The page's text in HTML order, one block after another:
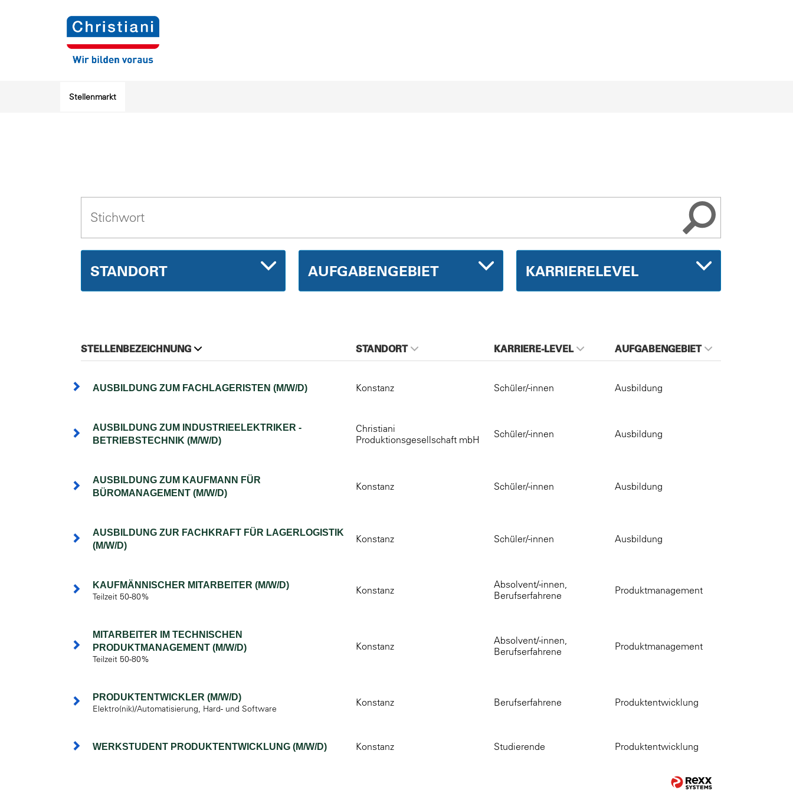
Stellenmarkt
STANDORT AUFGABENGEBIET KARRIERELEVEL
STELLENBEZEICHNUNG STANDORT KARRIERE-LEVEL AUFGABENGEBIET
AUSBILDUNG ZUM FACHLAGERISTEN (M/W/D) Konstanz Schüler/-innen Ausbildung
AUSBILDUNG ZUM INDUSTRIEELEKTRIKER -
BETRIEBSTECHNIK (M/W/D)
Christiani
Produktionsgesellschaft mbH
Schüler/-innen Ausbildung
AUSBILDUNG ZUM KAUFMANN FÜR
BÜROMANAGEMENT (M/W/D)
Konstanz Schüler/-innen Ausbildung
AUSBILDUNG ZUR FACHKRAFT FÜR LAGERLOGISTIK
(M/W/D)
Konstanz Schüler/-innen Ausbildung
KAUFMÄNNISCHER MITARBEITER (M/W/D)
Teilzeit 50-80%
Konstanz
Absolvent/-innen,
Berufserfahrene
Produktmanagement
MITARBEITER IM TECHNISCHEN
PRODUKTMANAGEMENT (M/W/D)
Teilzeit 50-80%
Konstanz
Absolvent/-innen,
Berufserfahrene
Produktmanagement
PRODUKTENTWICKLER (M/W/D)
Elektro(nik)/Automatisierung, Hard- und Software
Konstanz Berufserfahrene Produktentwicklung
WERKSTUDENT PRODUKTENTWICKLUNG (M/W/D) Konstanz Studierende Produktentwicklung